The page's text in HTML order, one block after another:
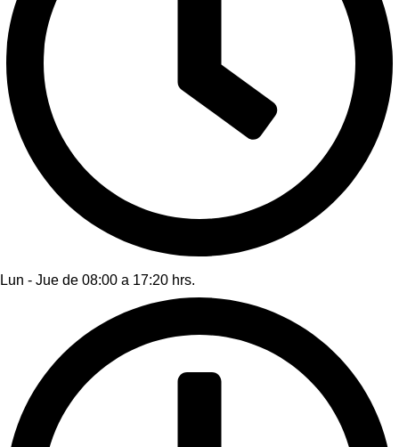
Lun - Jue de 08:00 a 17:20 hrs.